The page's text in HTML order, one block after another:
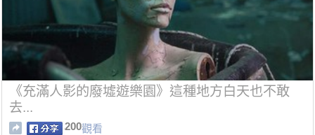
《充滿人影的廢墟遊樂園》這種地方白天也不敢
去...
200觀看